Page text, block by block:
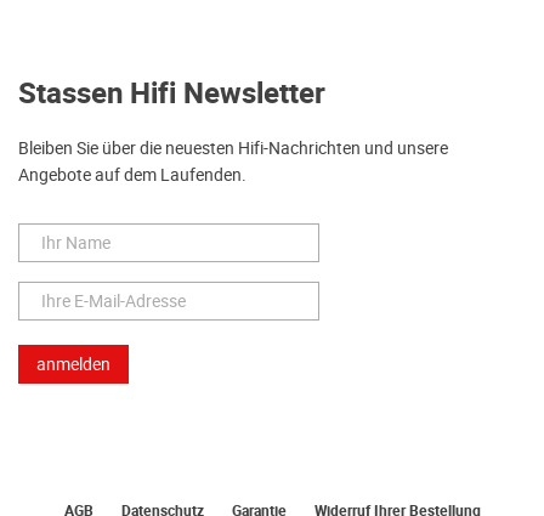
Stassen Hifi Newsletter
Bleiben Sie über die neuesten Hifi-Nachrichten und unsere
Angebote auf dem Laufenden.
AGB Datenschutz Garantie Widerruf Ihrer Bestellung